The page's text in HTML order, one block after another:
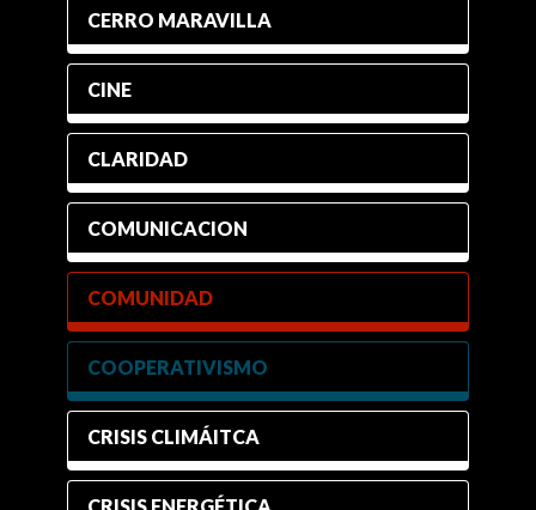
CERRO MARAVILLA
CINE
CLARIDAD
COMUNICACION
COMUNIDAD
COOPERATIVISMO
CRISIS CLIMÁITCA